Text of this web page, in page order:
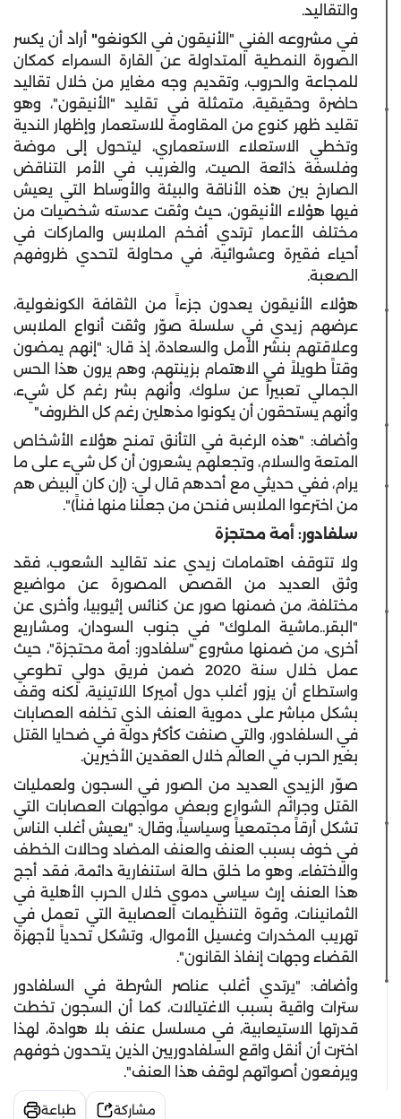
والتقاليد.
في مشروعه الفني "الأنيقون في الكونغو" أراد أن يكسر
الصورة النمطية المتداولة عن القارة السمراء كمكان
للمجاعة والحروب، وتقديم وجه مغاير من خلال تقاليد
حاضرة وحقيقية، متمثلة في تقليد "الأنيقون"، وهو
تقليد ظهر كنوع من المقاومة للاستعمار وإظهار الندية
وتخطي الاستعلاء الاستعماري، ليتحول إلى موضة
وفلسفة ذائعة الصيت، والغريب في الأمر التناقض
الصارخ بين هذه الأناقة والبيئة والأوساط التي يعيش
فيها هؤلاء الأنيقون، حيث وثقت عدسته شخصيات من
مختلف الأعمار ترتدي أفخم الملابس والماركات في
أحياء فقيرة وعشوائية، في محاولة لتحدي ظروفهم
الصعبة.
هؤلاء الأنيقون يعدون جزءاً من الثقافة الكونغولية،
عرضهم زيدي في سلسلة صوّر وثقت أنواع الملابس
وعلاقتهم بنشر الأمل والسعادة، إذ قال: "إنهم يمضون
وقتاً طويلاً في الاهتمام بزينتهم، وهم يرون هذا الحس
الجمالي تعبيراً عن سلوك، وأنهم بشر رغم كل شيء،
وأنهم يستحقون أن يكونوا مذهلين رغم كل الظروف"
وأضاف: "هذه الرغبة في التأنق تمنح هؤلاء الأشخاص
المتعة والسلام، وتجعلهم يشعرون أن كل شيء على ما
يرام، ففي حديثي مع أحدهم قال لي: (إن كان البيض هم
من اخترعوا الملابس فنحن من جعلنا منها فناً)".
سلفادور: أمة محتجزة
ولا تتوقف اهتمامات زيدي عند تقاليد الشعوب، فقد
وثق العديد من القصص المصورة عن مواضيع
مختلفة، من ضمنها صور عن كنائس إثيوبيا، وأخرى عن
"البقر..ماشية الملوك" في جنوب السودان، ومشاريع
أخرى، من ضمنها مشروع "سلفادور: أمة محتجزة"، حيث
عمل خلال سنة 2020 ضمن فريق دولي تطوعي
واستطاع أن يزور أغلب دول أميركا اللاتينية، لكنه وقف
بشكل مباشر على دموية العنف الذي تخلفه العصابات
في السلفادور، والتي صنفت كأكثر دولة في ضحايا القتل
بغير الحرب في العالم خلال العقدين الأخيرين.
صوّر الزيدي العديد من الصور في السجون ولعمليات
القتل وجرائم الشوارع وبعض مواجهات العصابات التي
تشكل أرقاً مجتمعياً وسياسياً، وقال: "يعيش أغلب الناس
في خوف بسبب العنف والعنف المضاد وحالات الخطف
والاختفاء، وهو ما خلق حالة استنفارية دائمة، فقد أجج
هذا العنف إرث سياسي دموي خلال الحرب الأهلية في
الثمانينات، وقوة التنظيمات العصابية التي تعمل في
تهريب المخدرات وغسيل الأموال، وتشكل تحدياً لأجهزة
القضاء وجهات إنفاذ القانون".
وأضاف: "يرتدي أغلب عناصر الشرطة في السلفادور
سترات واقية بسبب الاغتيالات، كما أن السجون تخطت
قدرتها الاستيعابية، في مسلسل عنف بلا هوادة، لهذا
اخترت أن أنقل واقع السلفادوريين الذين يتحدون خوفهم
ويرفعون أصواتهم لوقف هذا العنف".
مشاركة طباعة